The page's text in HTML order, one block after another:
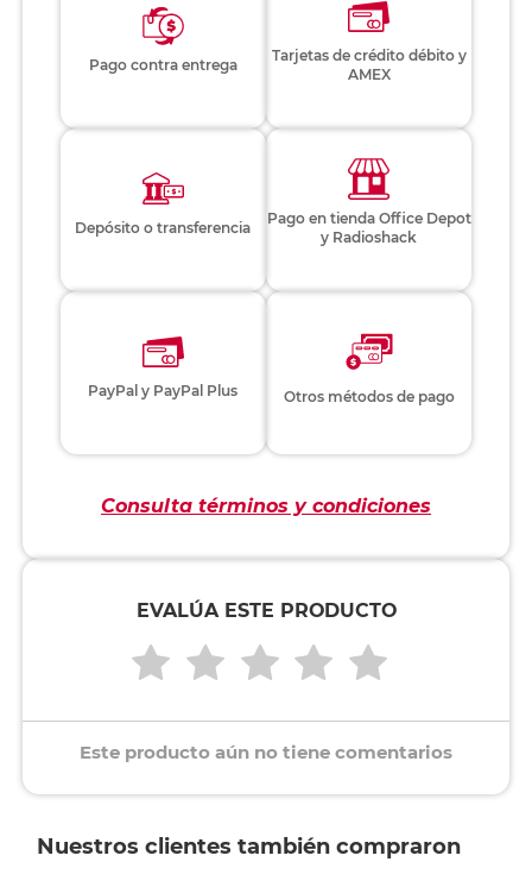
Pago contra entrega
Tarjetas de crédito débito y
AMEX
Depósito o transferencia
Pago en tienda Office Depot
y Radioshack
PayPal y PayPal Plus Otros métodos de pago
Consulta términos y condiciones
EVALÚA ESTE PRODUCTO
Este producto aún no tiene comentarios
Nuestros clientes también compraron